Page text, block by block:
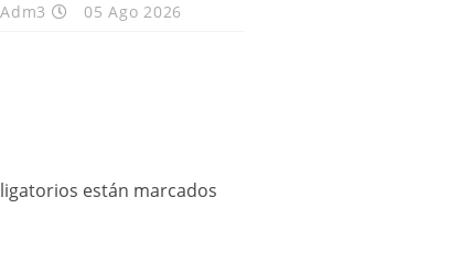
Adm3 05 Ago 2026
están marcados